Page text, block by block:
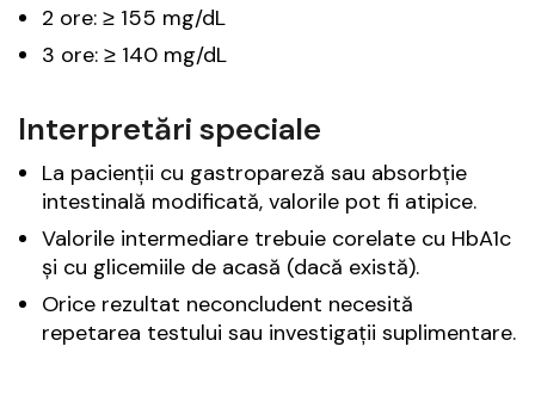
2 ore: ≥ 155 mg/dL
3 ore: ≥ 140 mg/dL
Interpretări speciale
La pacienții cu gastropareză sau absorbție
intestinală modificată, valorile pot fi atipice.
Valorile intermediare trebuie corelate cu HbA1c
și cu glicemiile de acasă (dacă există).
Orice rezultat neconcludent necesită
repetarea testului sau investigații suplimentare.